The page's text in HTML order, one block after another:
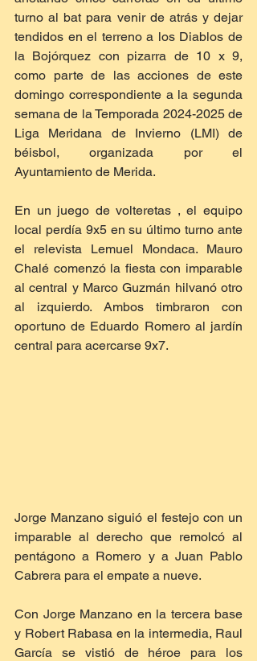
turno al bat para venir de atrás y dejar
tendidos en el terreno a los Diablos de
la Bojórquez con pizarra de 10 x 9,
como parte de las acciones de este
domingo correspondiente a la segunda
semana de la Temporada 2024-2025 de
Liga Meridana de Invierno (LMI) de
béisbol, organizada por el
Ayuntamiento de Merida.
En un juego de volteretas , el equipo
local perdía 9x5 en su último turno ante
el relevista Lemuel Mondaca. Mauro
Chalé comenzó la fiesta con imparable
al central y Marco Guzmán hilvanó otro
al izquierdo. Ambos timbraron con
oportuno de Eduardo Romero al jardín
central para acercarse 9x7.
Jorge Manzano siguió el festejo con un
imparable al derecho que remolcó al
pentágono a Romero y a Juan Pablo
Cabrera para el empate a nueve.
Con Jorge Manzano en la tercera base
y Robert Rabasa en la intermedia, Raul
García se vistió de héroe para los